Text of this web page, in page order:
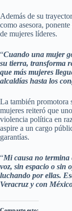
Además de su
como asesora,
de mujeres líderes.
“Cuando una mujer
su tierra, transforma
que más mujeres
alcaldías hasta los
La también promotora
mujeres reiteró que
violencia política en
aspire a un cargo
garantías.
“Mi causa no termina
voz, sin espacio o sin
luchando por ellas.
Veracruz y con